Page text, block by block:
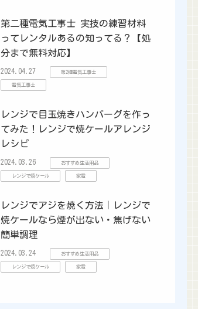
第二種電気工事士 実技の練習材料
ってレンタルあるの知ってる？【処
分まで無料対応】
2024.04.27 第2種電気工事士
電気工事士
レンジで目玉焼きハンバーグを作っ
てみた！レンジで焼ケールアレンジ
レシピ
2024.03.26 おすすめ生活用品
レンジで焼ケール 家電
レンジでアジを焼く方法｜レンジで
焼ケールなら煙が出ない・焦げない
簡単調理
2024.03.24 おすすめ生活用品
レンジで焼ケール 家電